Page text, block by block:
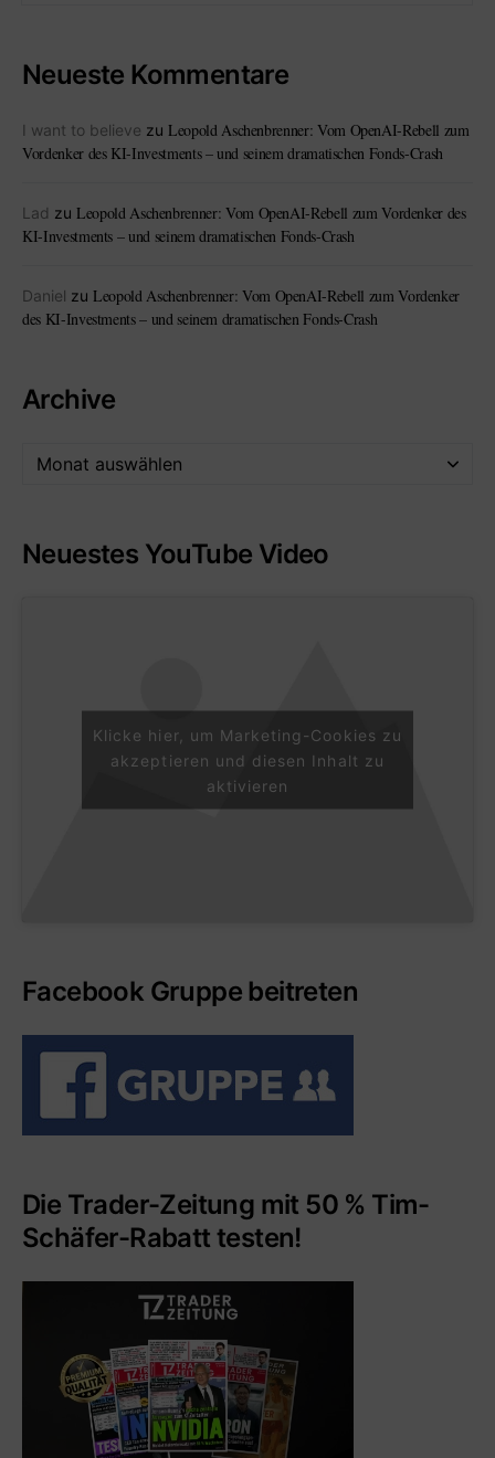
Neueste Kommentare
I want to believe zu Leopold Aschenbrenner: Vom OpenAI-Rebell zum
Vordenker des KI-Investments – und seinem dramatischen Fonds-Crash
Lad zu Leopold Aschenbrenner: Vom OpenAI-Rebell zum Vordenker des
KI-Investments – und seinem dramatischen Fonds-Crash
Daniel zu Leopold Aschenbrenner: Vom OpenAI-Rebell zum Vordenker
des KI-Investments – und seinem dramatischen Fonds-Crash
Archive
Neuestes YouTube Video
Klicke hier, um Marketing-Cookies zu
akzeptieren und diesen Inhalt zu
aktivieren
Facebook Gruppe beitreten
Die Trader-Zeitung mit 50 % Tim-
Schäfer-Rabatt testen!